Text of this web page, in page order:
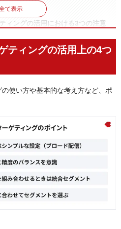
を選ぶ
ィングの活用における3つの注意
以下の場合は避ける
呑みにしない
て表示
ティングの活用上の4つ
使い方や基本的な考え方など、ポ